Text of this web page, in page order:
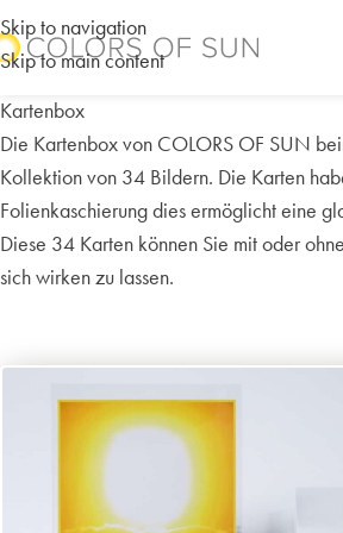
Skip to navigation
Skip to main content
Kartenbox
Die Kartenbox von COLORS OF SUN
Kollektion von 34 Bildern. Die Karten
Folienkaschierung dies ermöglicht eine
Diese 34 Karten können Sie mit oder
sich wirken zu lassen.